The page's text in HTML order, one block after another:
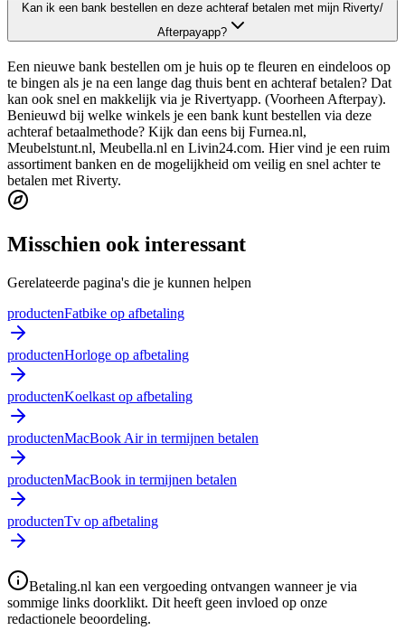
Kan ik een bank bestellen en deze achteraf betalen met mijn Riverty/
Afterpayapp?
Een nieuwe bank bestellen om je huis op te fleuren en eindeloos op
te bingen als je na een lange dag thuis bent en achteraf betalen? Dat
kan ook snel en makkelijk via je Rivertyapp. (Voorheen Afterpay).
Benieuwd bij welke winkels je een bank kunt bestellen via deze
achteraf betaalmethode? Kijk dan eens bij Furnea.nl,
Meubelstunt.nl, Meubella.nl en Livin24.com. Hier vind je een ruim
assortiment banken en de mogelijkheid om veilig en snel achter te
betalen met Riverty.
Misschien ook interessant
Gerelateerde pagina's die je kunnen helpen
productenFatbike op afbetaling
productenHorloge op afbetaling
productenKoelkast op afbetaling
productenMacBook Air in termijnen betalen
productenMacBook in termijnen betalen
productenTv op afbetaling
Betaling.nl kan een vergoeding ontvangen wanneer je via
sommige links doorklikt. Dit heeft geen invloed op onze
redactionele beoordeling.